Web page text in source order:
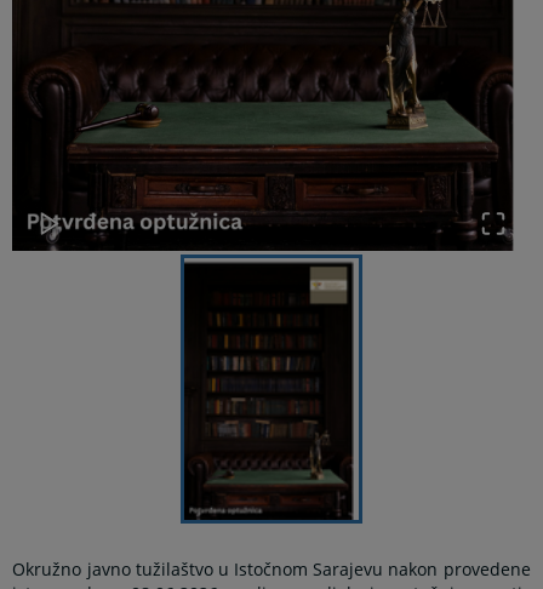
Okružno javno tužilaštvo u Istočnom Sarajevu nakon provedene